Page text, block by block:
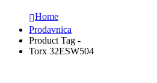
Home
Prodavnica
Product Tag -
Torx 32ESW504